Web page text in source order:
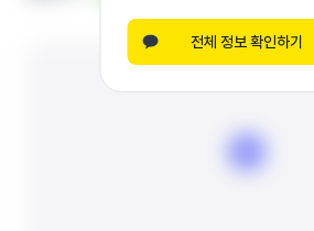
전체 정보 확인하기